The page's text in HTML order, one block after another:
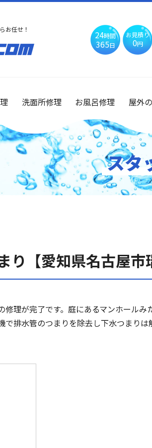
お任せ！ 24時間
365日
お見積り
0円
洗面所修理 お風呂修理 屋外
スタ
【愛知県名古屋市
理が完了です。庭にあるマンホール
で排水管のつまりを除去し下水つまり